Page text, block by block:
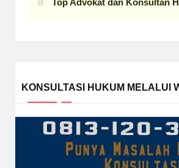
KONSULTASI HUKUM MELALUI